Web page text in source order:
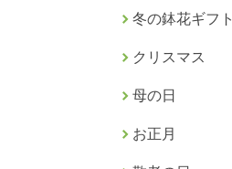
冬の鉢花ギフト
クリスマス
母の日
お正月